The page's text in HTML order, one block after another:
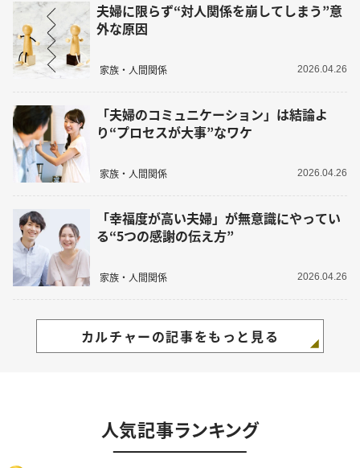
夫婦に限らず“対人関係を崩してしまう”意
外な原因
家族・人間関係 2026.04.26
「夫婦のコミュニケーション」は結論よ
り“プロセスが大事”なワケ
家族・人間関係 2026.04.26
「幸福度が高い夫婦」が無意識にやってい
る“5つの感謝の伝え方”
家族・人間関係 2026.04.26
カルチャーの記事をもっと見る
人気記事ランキング